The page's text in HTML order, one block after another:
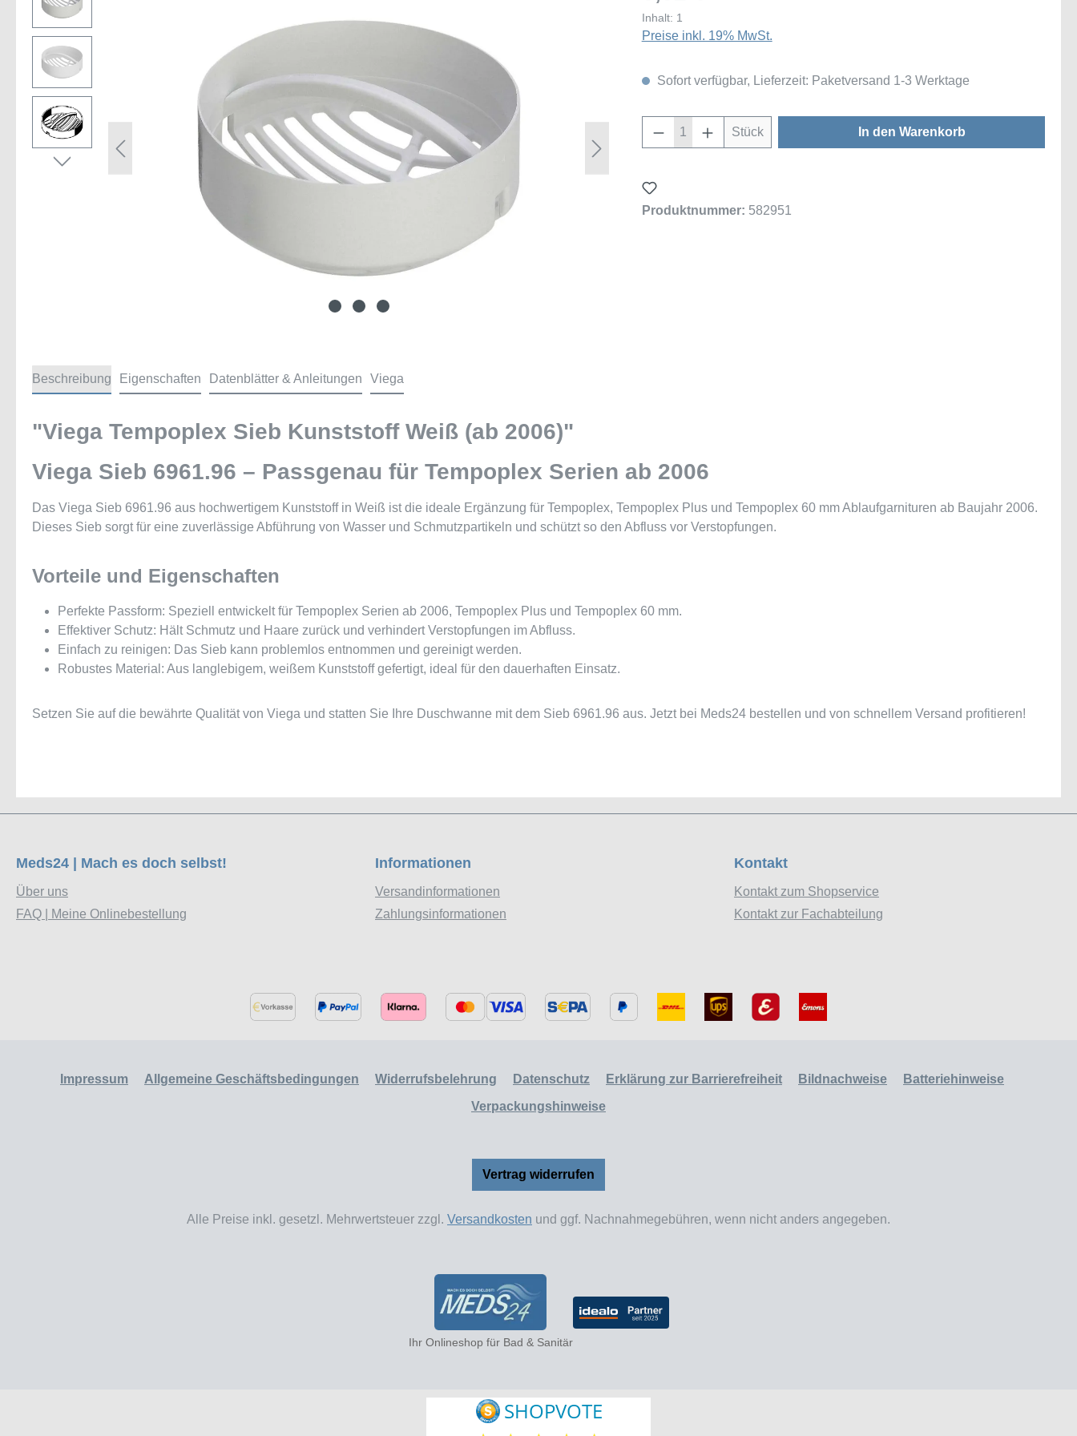
Inhalt: 1
Preise inkl. 19% MwSt.
Sofort verfügbar, Lieferzeit: Paketversand 1-3 Werktage
Produkt Anzahl: Gib den gewünschten Wert ein
Stück In den Warenkorb
Produktnummer: 582951
Beschreibung Eigenschaften Datenblätter & Anleitungen Viega
"Viega Tempoplex Sieb Kunststoff Weiß (ab 2006)"
Viega Sieb 6961.96 – Passgenau für Tempoplex Serien ab 2006
Das Viega Sieb 6961.96 aus hochwertigem Kunststoff in Weiß ist die ideale Ergänzung für Tempoplex, Tempoplex Plus und Tempoplex 60 mm Ablaufgarnituren ab Baujahr 2006.
Dieses Sieb sorgt für eine zuverlässige Abführung von Wasser und Schmutzpartikeln und schützt so den Abfluss vor Verstopfungen.
Vorteile und Eigenschaften
Perfekte Passform: Speziell entwickelt für Tempoplex Serien ab 2006, Tempoplex Plus und Tempoplex 60 mm.
Effektiver Schutz: Hält Schmutz und Haare zurück und verhindert Verstopfungen im Abfluss.
Einfach zu reinigen: Das Sieb kann problemlos entnommen und gereinigt werden.
Robustes Material: Aus langlebigem, weißem Kunststoff gefertigt, ideal für den dauerhaften Einsatz.
Setzen Sie auf die bewährte Qualität von Viega und statten Sie Ihre Duschwanne mit dem Sieb 6961.96 aus. Jetzt bei Meds24 bestellen und von schnellem Versand profitieren!
Meds24 | Mach es doch selbst!
Über uns
FAQ | Meine Onlinebestellung
Informationen
Versandinformationen
Zahlungsinformationen
Kontakt
Kontakt zum Shopservice
Kontakt zur Fachabteilung
Impressum Allgemeine Geschäftsbedingungen Widerrufsbelehrung Datenschutz Erklärung zur Barrierefreiheit Bildnachweise
Batteriehinweise
Verpackungshinweise
Vertrag widerrufen
Alle Preise inkl. gesetzl. Mehrwertsteuer zzgl. Versandkosten und ggf. Nachnahmegebühren, wenn nicht anders angegeben.
Ihr Onlineshop für Bad & Sanitär